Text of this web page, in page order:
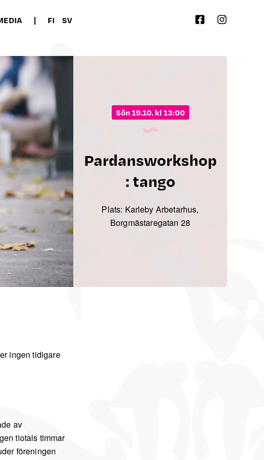
| FI SV
sön 19.10. kl 13:00
Pardansworkshop
: tango
Plats: Karleby Arbetarhus,
Borgmästaregatan 28
ingen tidigare
av
tiotals timmar
föreningen